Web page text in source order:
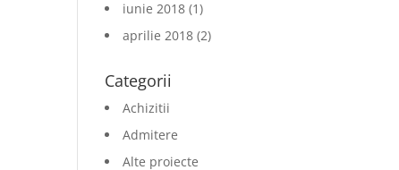
iunie 2018 (1)
aprilie 2018 (2)
Categorii
Achizitii
Admitere
Alte proiecte